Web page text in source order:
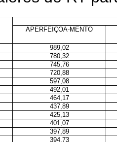
APERFEIÇOA-MENTO
989,02
780,32
745,76
720,88
597,08
492,01
464,17
437,89
425,13
401,07
397,89
394,73